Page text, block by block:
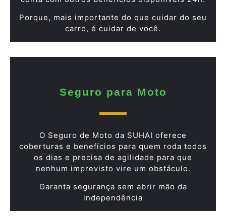
Porque, mais importante do que cuidar do seu
carro, é cuidar de você.
Seguro para Moto
O Seguro de Moto da SUHAI oferece
coberturas e benefícios para quem roda todos
os dias e precisa de agilidade para que
nenhum imprevisto vire um obstáculo.
Garanta segurança sem abrir mão da
independência